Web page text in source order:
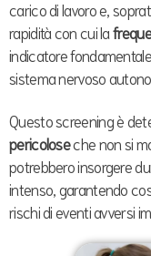
carico di lavoro e,
rapidità con cui la
indicatore
sistema nervoso
Questo screening è
pericoloseche non si
potrebbero insorgere
intenso, garantendo
rischi di eventi avversi